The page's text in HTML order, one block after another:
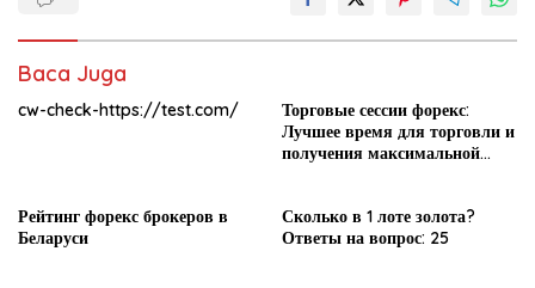
Baca Juga
cw-check-https://test.com/
Торговые сессии форекс:
Лучшее время для торговли и
получения максимальной
Рейтинг форекс брокеров в
Беларуси
Сколько в 1 лоте золота?
Ответы на вопрос: 25